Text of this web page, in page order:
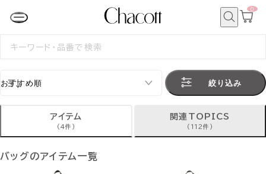
カ
0
検
絞り込み
アイテム
(4件)
関連TOPICS
(112件)
バッグのアイテム一覧